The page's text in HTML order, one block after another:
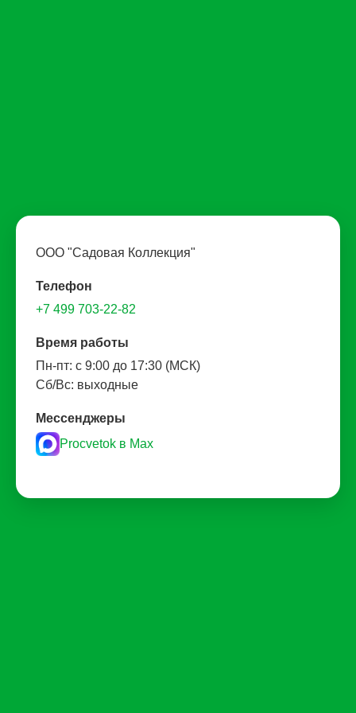
ООО "Садовая Коллекция"
Телефон
+7 499 703-22-82
Время работы
Пн-пт: с 9:00 до 17:30 (МСК)
Сб/Вс: выходные
Мессенджеры
Procvetok в Max